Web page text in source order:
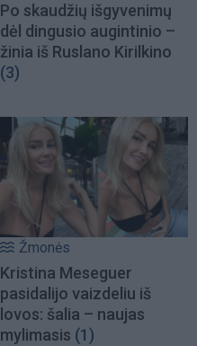
Po skaudžių išgyvenimų
dėl dingusio augintinio –
žinia iš Ruslano Kirilkino
(3)
Žmonės
Kristina Meseguer
pasidalijo vaizdeliu iš
lovos: šalia – naujas
mylimasis (1)